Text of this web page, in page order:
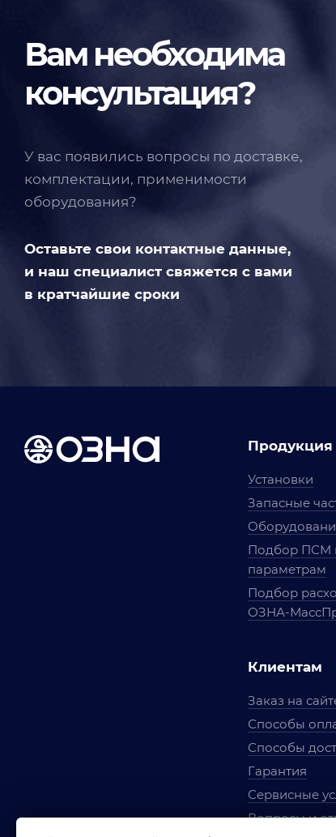
Вам необходима
консультация?
У вас появились вопросы по доставке,
комплектации, применимости
оборудования?
Оставьте свои контактные данные,
и наш специалист свяжется с вами
в кратчайшие сроки
Продукция
Установки
Запасные
Подбор ПСМ
параметрам
Подбор
ОЗНА-
Клиентам
Заказ на
Способы
Способы
Гарантия
Сервисные
Вопросы и